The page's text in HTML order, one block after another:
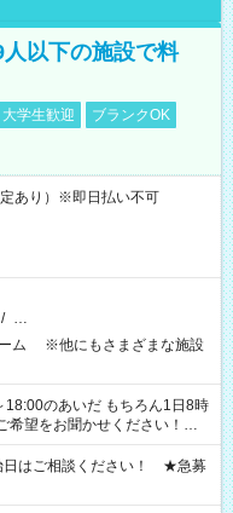
人以下の施設で料
大学生歓迎
ブランクOK
あり）※即日払い不可
/ …
ーム ※他にもさまざまな施設
のあいだ もちろん1日8時
希望をお聞かせください！★
も遠慮なくご相談ください。
です
日はご相談ください！ ★急募